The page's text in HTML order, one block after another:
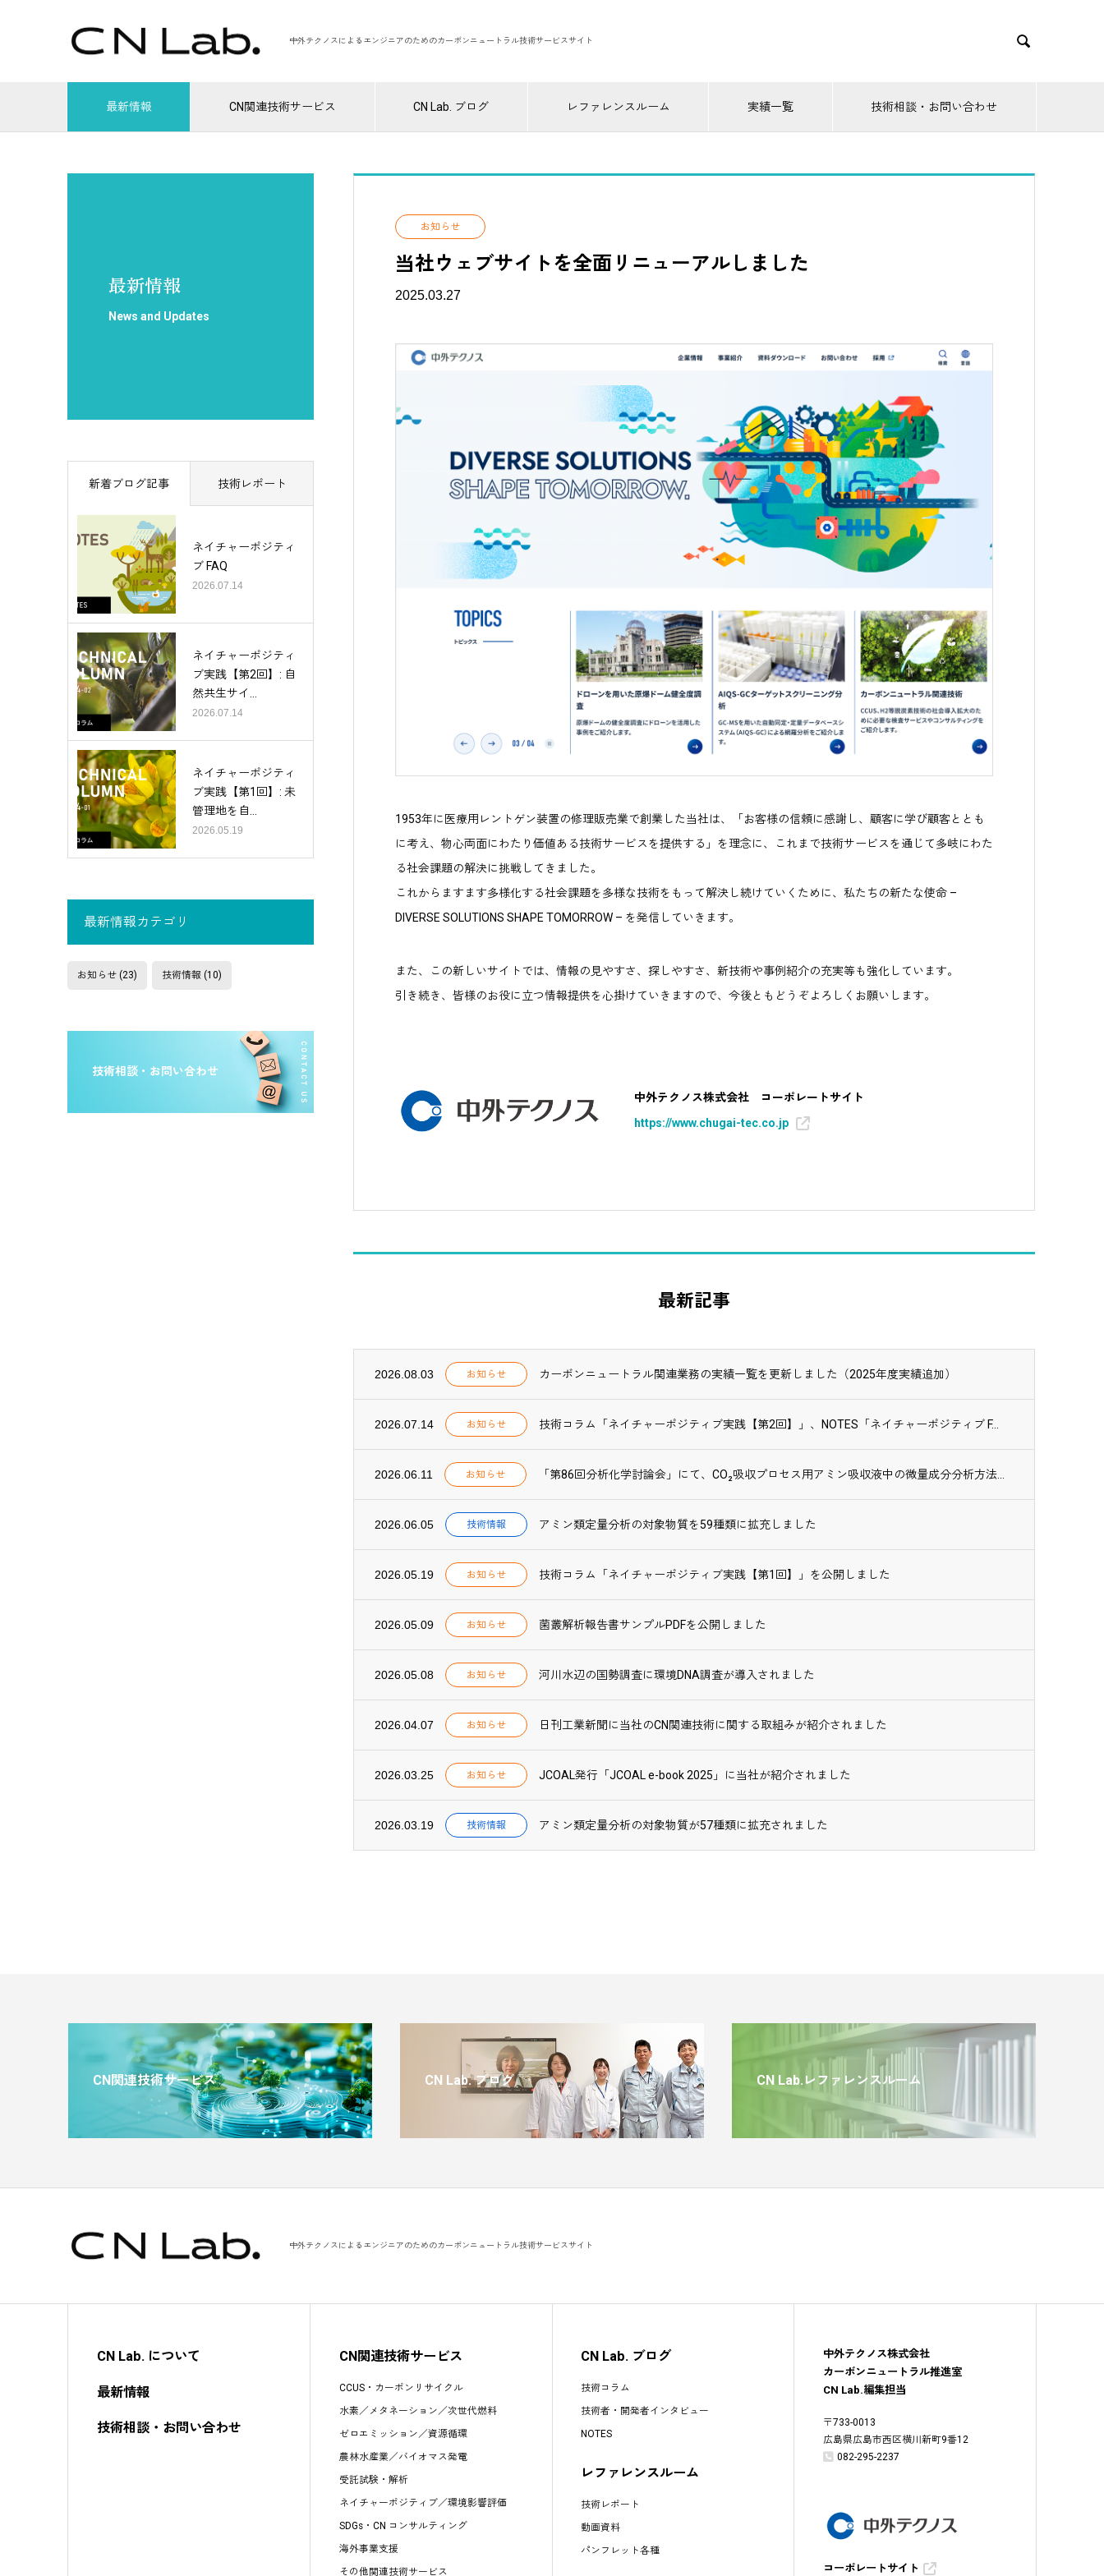
中外テクノスによるエンジニアのためのカーボンニュートラル技術サービスサイト 
最新情報 CN関連技術サービス CN Lab. ブログ レファレンスルーム 実績一覧 技術相談・お問い合わせ
最新情報
News and Updates
お知らせ
当社ウェブサイトを全面リニューアルしました
2025.03.27
1953年に医療用レントゲン装置の修理販売業で創業した当社は、「お客様の信頼に感謝し、顧客に学び顧客ととも
に考え、物心両面にわたり価値ある技術サービスを提供する」を理念に、これまで技術サービスを通じて多岐にわた
る社会課題の解決に挑戦してきました。
これからますます多様化する社会課題を多様な技術をもって解決し続けていくために、私たちの新たな使命 –
DIVERSE SOLUTIONS SHAPE TOMORROW – を発信していきます。
また、この新しいサイトでは、情報の見やすさ、探しやすさ、新技術や事例紹介の充実等も強化しています。
引き続き、皆様のお役に立つ情報提供を心掛けていきますので、今後ともどうぞよろしくお願いします。
中外テクノス株式会社 コーポレートサイト
https://www.chugai-tec.co.jp
最新記事
2026.08.03 お知らせ カーボンニュートラル関連業務の実績一覧を更新しました（2025年度実績追加）
2026.07.14 お知らせ 技術コラム「ネイチャーポジティブ実践【第2回】」、NOTES「ネイチャーポジティブ F...
2026.06.11 お知らせ
2026.06.05 技術情報 アミン類定量分析の対象物質を59種類に拡充しました
2026.05.19 お知らせ 技術コラム「ネイチャーポジティブ実践【第1回】」を公開しました
2026.05.09 お知らせ 菌叢解析報告書サンプルPDFを公開しました
2026.05.08 お知らせ 河川水辺の国勢調査に環境DNA調査が導入されました
2026.04.07 お知らせ 日刊工業新聞に当社のCN関連技術に関する取組みが紹介されました
2026.03.25 お知らせ JCOAL発行「JCOAL e-book 2025」に当社が紹介されました
2026.03.19 技術情報 アミン類定量分析の対象物質が57種類に拡充されました
新着ブログ記事 技術レポート
ネイチャーポジティ
ブ FAQ
2026.07.14
ネイチャーポジティ
ブ実践【第2回】: 自
然共生サイ...
2026.07.14
ネイチャーポジティ
ブ実践【第1回】: 未
管理地を自...
2026.05.19
最新情報カテゴリ
お知らせ(23) 技術情報 (10)
技術相談・お問い合わせ
CN関連技術サービス CN Lab. ブログ CN Lab.レファレンスルーム
中外テクノスによるエンジニアのためのカーボンニュートラル技術サービスサイト
CN Lab. について
最新情報
技術相談・お問い合わせ
CN関連技術サービス
CCUS・カーボンリサイクル
水素／ メタネーション／次世代燃料
ゼロエミッション／資源循環
農林水産業／バイオマス発電
受託試験・解析
ネイチャーポジティブ／環境影響評価
SDGs・CN コンサルティング
海外事業支援
その他関連技術サービス
CN Lab. ブログ
技術コラム
技術者・開発者インタビュー
NOTES
レファレンスルーム
技術レポート
動画資料
パンフレット各種
中外テクノス株式会社
カーボンニュートラル推進室
CN Lab.編集担当
〒733-0013
広島県広島市西区横川新町9番12
082-295-2237
コーポレートサイト